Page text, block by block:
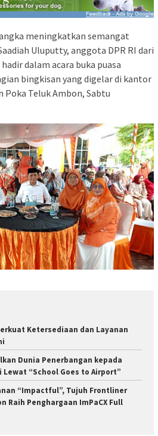
meningkatkan semangat
Uluputty, anggota DPR RI dari
dalam acara buka puasa
bingkisan yang digelar di kantor
Poka Teluk Ambon, Sabtu
Ketersediaan dan Layanan
Dunia Penerbangan kepada
Lewat “School Goes to Airport”
“Impactful”, Tujuh Frontliner
Raih Penghargaan ImPaCX Full